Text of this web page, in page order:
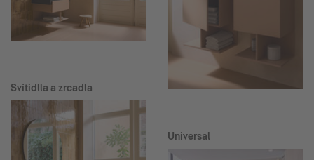
Svítidlla a zrcadla
Universal